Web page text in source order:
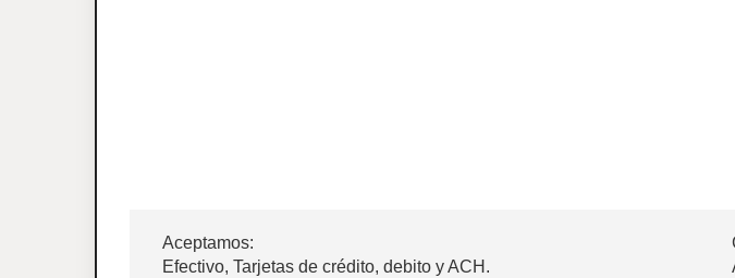
Aceptamos:
Efectivo, Tarjetas de crédito, debito y ACH.